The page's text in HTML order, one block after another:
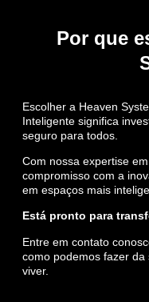
Por que
Escolher a Heaven
Inteligente significa
seguro para todos.
Com nossa expertise
compromisso com a
em espaços mais
Está pronto para
Entre em contato
como podemos fazer
viver.